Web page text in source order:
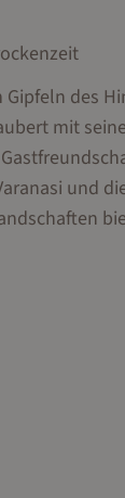
des
mit
und